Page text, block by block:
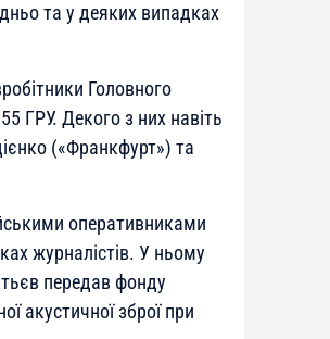
та у деяких випадках
Головного
ГРУ. Декого з них навіть
(«Франкфурт») та
оперативниками
журналістів. У ньому
передав фонду
акустичної зброї при